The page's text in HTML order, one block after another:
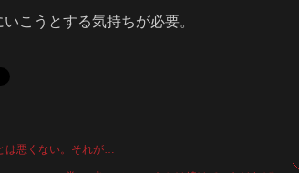
こうとする気持ちが必要。
は悪くない。それが…